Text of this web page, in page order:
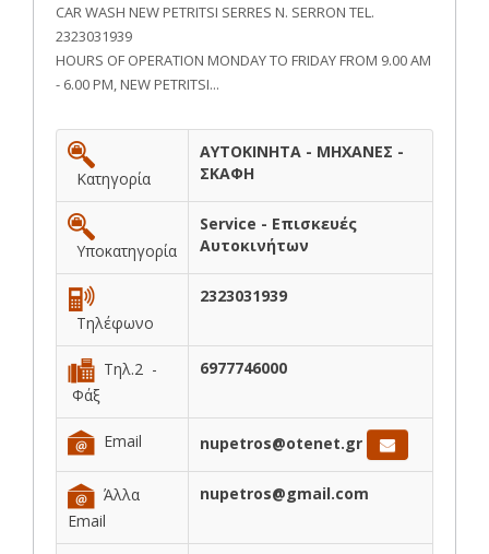
CAR WASH NEW PETRITSI SERRES N. SERRON TEL.
2323031939
HOURS OF OPERATION MONDAY TO FRIDAY FROM 9.00 AM
- 6.00 PM, NEW PETRITSI...
Κατηγορία
ΑΥΤΟΚΙΝΗΤΑ - ΜΗΧΑΝΕΣ -
ΣΚΑΦΗ
Υποκατηγορία
Service - Επισκευές
Αυτοκινήτων
Τηλέφωνο
2323031939
Τηλ.2 -
Φάξ
6977746000
Email nupetros@otenet.gr
Άλλα
Email
nupetros@gmail.com